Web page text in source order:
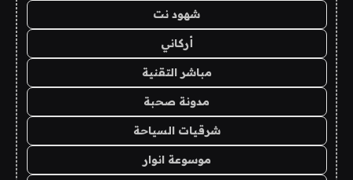
شهود نت
أركاني
مباشر التقنية
مدونة صحبة
شرقيات السياحة
موسوعة انوار